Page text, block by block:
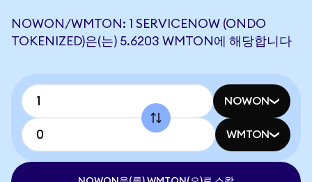
NOWON/WMTON: 1 SERVICENOW (ONDO
TOKENIZED)은(는) 5.6203 WMTON에 해당합니다
NOWON
WMTON